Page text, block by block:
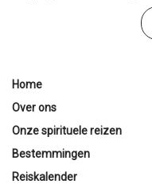
Home
Over ons
Onze spirituele reizen
Bestemmingen
Reiskalender